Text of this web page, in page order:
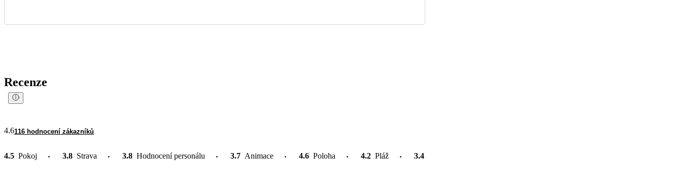
Recenze
4.6116 hodnocení zákazníků
4.5 Pokoj 3.8 Strava 3.8 Hodnocení personálu 3.7 Animace 4.6 Poloha 4.2 Pláž 3.4